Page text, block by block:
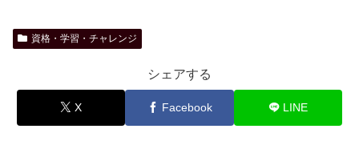
資格・学習・チャレンジ
シェアする
X Facebook LINE